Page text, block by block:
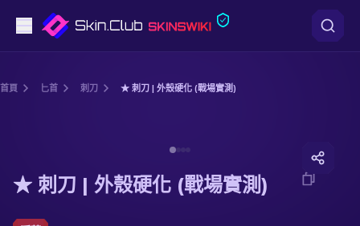
狙擊步槍
首頁 匕首 刺刀 ★ 刺刀 | 外殼硬化 (戰場實測)
★ 刺刀 | 外殼硬化 (戰場實測)